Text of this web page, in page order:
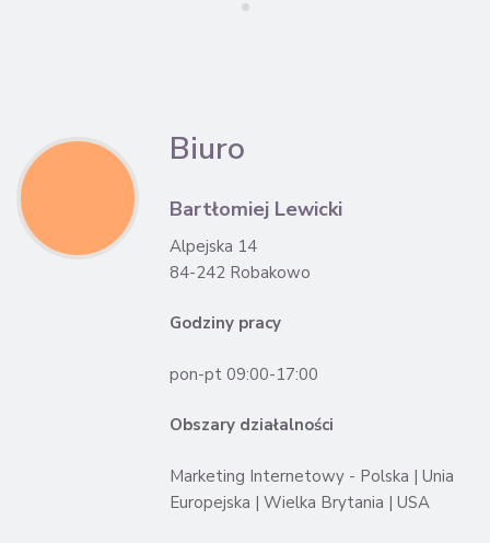
Biuro
Bartłomiej Lewicki
Alpejska 14
84-242 Robakowo
Godziny pracy
pon-pt 09:00-17:00
Obszary działalności
Marketing Internetowy - Polska | Unia
Europejska | Wielka Brytania | USA